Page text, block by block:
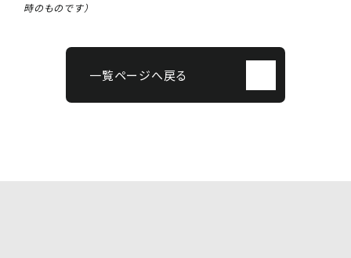
時のものです）
一覧ページへ戻る